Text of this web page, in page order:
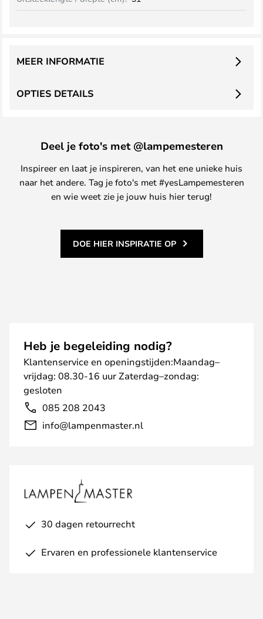
OPTIES DETAILS
MEER INFORMATIE
Deel je foto's met @lampemesteren
Inspireer en laat je inspireren, van het ene unieke huis
naar het andere. Tag je foto's met #yesLampemesteren
en wie weet zie je jouw huis hier terug!
DOE HIER INSPIRATIE OP
Heb je begeleiding nodig?
Klantenservice en openingstijden:Maandag–
vrijdag: 08.30-16 uur Zaterdag–zondag:
gesloten
085 208 2043
info@lampenmaster.nl
30 dagen retourrecht
Ervaren en professionele klantenservice